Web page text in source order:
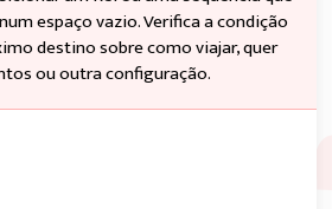
espaço vazio. Verifica a condição
destino sobre como viajar, quer
ou outra configuração.